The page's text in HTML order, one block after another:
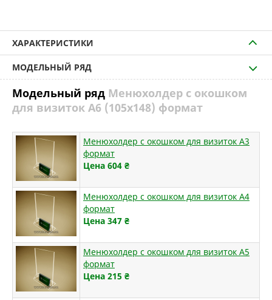
ХАРАКТЕРИСТИКИ
МОДЕЛЬНЫЙ РЯД
Модельный ряд Менюхолдер с окошком
для визиток А6 (105х148) формат
Менюхолдер с окошком для визиток А3
формат
Цена 604 ₴
Менюхолдер с окошком для визиток А4
формат
Цена 347 ₴
Менюхолдер с окошком для визиток А5
формат
Цена 215 ₴